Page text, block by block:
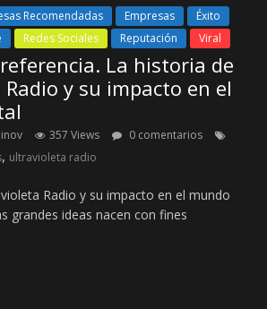
Recomendadas Empresas
Éxito
Redes Sociales Reputación Viral
La historia de
y su impacto en el
357 Views
0 comentarios
, ultravioleta radio
Radio y su impacto en el mundo
grandes ideas nacen con fines